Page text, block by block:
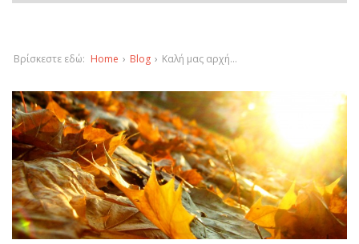
Βρίσκεστε εδώ: Home › Blog › Καλή μας αρχή…